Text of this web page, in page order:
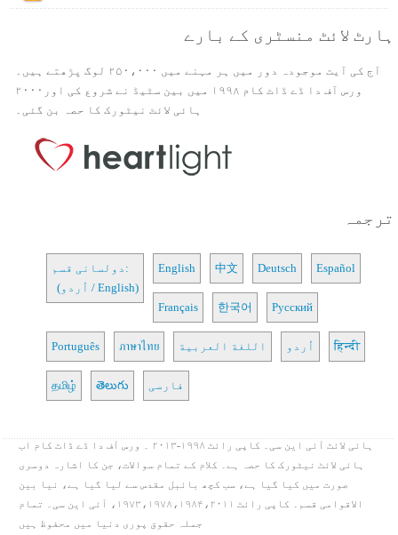
ہارٹ لائٹ منسٹری کے بارے
آج کی آیت موجودہ دور میں ہر مہنے میں ۲۵۰،۰۰۰ لوگ پڑھتے ہیں۔
ورس آف دا ڈے ڈاٹ کام ۱۹۹۸ میں بین سٹیڈ نے شروع کی اور۲۰۰۰
ہائی لائٹ نیٹورک کا حصہ بن گئی۔
ترجمہ
دولسانی قسم:
(اُردو / English)
English 中文 Deutsch Español
Français 한국어 Русский
Português ภาษาไทย اللغة العربية اُردو हिन्दी
தமிழ் తెలుగు فارسی
ہائی لائٹ آئی این سی۔ کاپی رائٹ ۱۹۹۸-۲۰۱۳ ۔ ورس آف دا ڈے ڈاٹ کام اب
ہائی لائٹ نیٹورک کا حصہ ہے۔ کلام کے تمام سوالات، جن کا اشارہ دوسری
صورت میں کیا گیا ہے، سب کچھ بائبل مقدس سے لیا گیا ہے، نیا بین
الاقوامی قسم۔ کاپی رائٹ ۱۹۷۳،۱۹۷۸،۱۹۸۴،۲۰۱۱، آئی این سی۔ تمام
جملہ حقوق پوری دنیا میں محفوظ ہیں